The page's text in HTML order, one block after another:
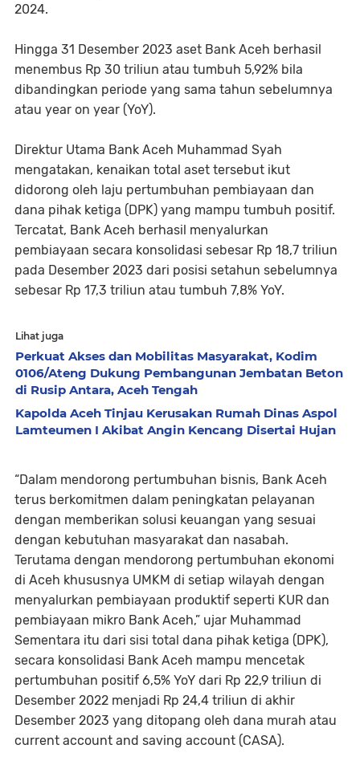
2024.
Hingga 31 Desember 2023 aset Bank Aceh berhasil
menembus Rp 30 triliun atau tumbuh 5,92% bila
dibandingkan periode yang sama tahun sebelumnya
atau year on year (YoY).
Direktur Utama Bank Aceh Muhammad Syah
mengatakan, kenaikan total aset tersebut ikut
didorong oleh laju pertumbuhan pembiayaan dan
dana pihak ketiga (DPK) yang mampu tumbuh positif.
Tercatat, Bank Aceh berhasil menyalurkan
pembiayaan secara konsolidasi sebesar Rp 18,7 triliun
pada Desember 2023 dari posisi setahun sebelumnya
sebesar Rp 17,3 triliun atau tumbuh 7,8% YoY.
Lihat juga
Perkuat Akses dan Mobilitas Masyarakat, Kodim
0106/Ateng Dukung Pembangunan Jembatan Beton
di Rusip Antara, Aceh Tengah
Kapolda Aceh Tinjau Kerusakan Rumah Dinas Aspol
Lamteumen I Akibat Angin Kencang Disertai Hujan
“Dalam mendorong pertumbuhan bisnis, Bank Aceh
terus berkomitmen dalam peningkatan pelayanan
dengan memberikan solusi keuangan yang sesuai
dengan kebutuhan masyarakat dan nasabah.
Terutama dengan mendorong pertumbuhan ekonomi
di Aceh khususnya UMKM di setiap wilayah dengan
menyalurkan pembiayaan produktif seperti KUR dan
pembiayaan mikro Bank Aceh,” ujar Muhammad
Sementara itu dari sisi total dana pihak ketiga (DPK),
secara konsolidasi Bank Aceh mampu mencetak
pertumbuhan positif 6,5% YoY dari Rp 22,9 triliun di
Desember 2022 menjadi Rp 24,4 triliun di akhir
Desember 2023 yang ditopang oleh dana murah atau
current account and saving account (CASA).